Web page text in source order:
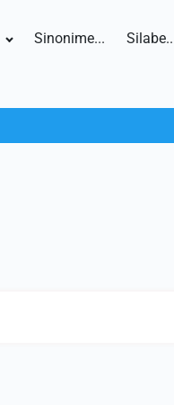
Sinonime...